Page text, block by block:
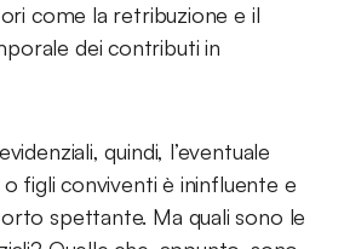
come la retribuzione e il
dei contributi in
quindi, l’eventuale
figli conviventi è ininfluente e
spettante. Ma quali sono le